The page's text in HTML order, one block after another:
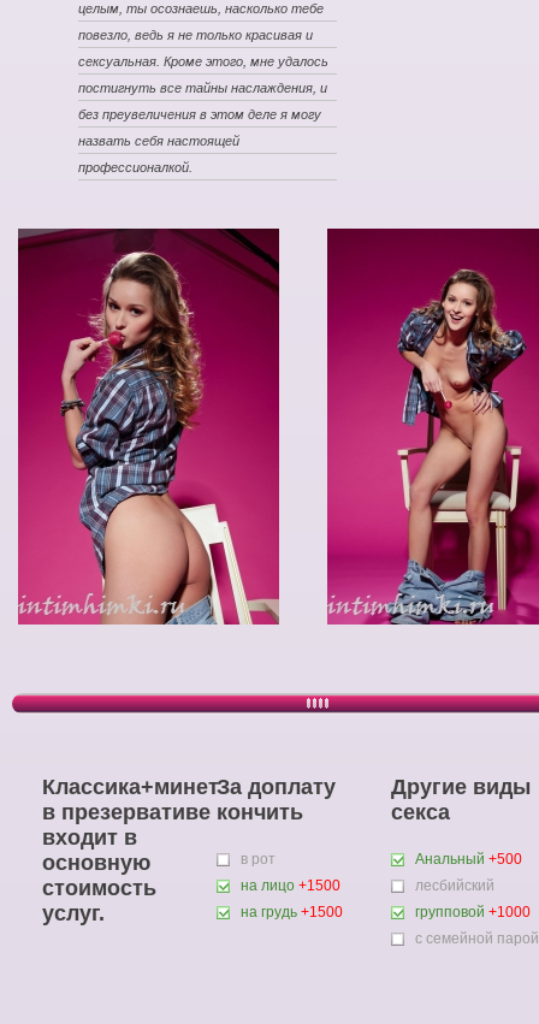
целым, ты осознаешь, насколько тебе
повезло, ведь я не только красивая и
сексуальная. Кроме этого, мне удалось
постигнуть все тайны наслаждения, и
без преувеличения в этом деле я могу
назвать себя настоящей
профессионалкой.
Классика+минет
в презервативе
входит в
основную
стоимость
услуг.
За доплату
кончить
в рот
на лицо +1500
на грудь +1500
Другие виды
секса
Анальный +500
лесбийский
групповой +1000
с семейной парой